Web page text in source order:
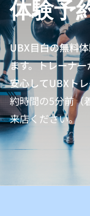
体験予
UBX目白の無料
ます。トレーナ
安心してUBXト
約時間の5分前（
来店ください。